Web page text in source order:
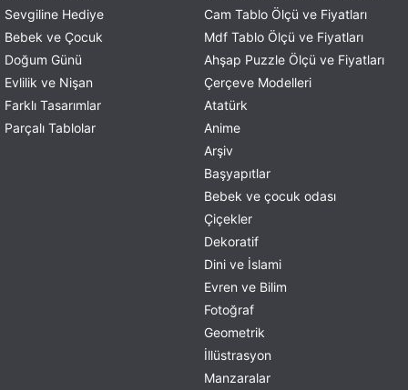
Sevgiline Hediye
Bebek ve Çocuk
Doğum Günü
Evlilik ve Nişan
Farklı Tasarımlar
Parçalı Tablolar
Cam Tablo Ölçü ve Fiyatları
Mdf Tablo Ölçü ve Fiyatları
Ahşap Puzzle Ölçü ve Fiyatları
Çerçeve Modelleri
Atatürk
Anime
Arşiv
Başyapıtlar
Bebek ve çocuk odası
Çiçekler
Dekoratif
Dini ve İslami
Evren ve Bilim
Fotoğraf
Geometrik
İllüstrasyon
Manzaralar